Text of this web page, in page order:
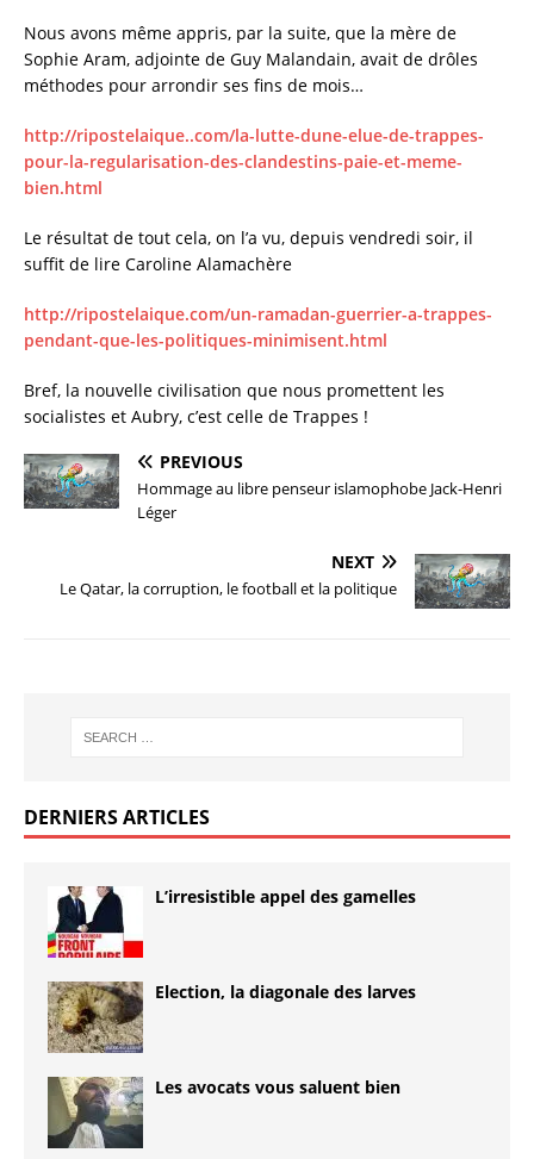
Nous avons même appris, par la suite, que la mère de
Sophie Aram, adjointe de Guy Malandain, avait de drôles
méthodes pour arrondir ses fins de mois…
http://ripostelaique..com/la-lutte-dune-elue-de-trappes-
pour-la-regularisation-des-clandestins-paie-et-meme-
bien.html
Le résultat de tout cela, on l’a vu, depuis vendredi soir, il
suffit de lire Caroline Alamachère
http://ripostelaique.com/un-ramadan-guerrier-a-trappes-
pendant-que-les-politiques-minimisent.html
Bref, la nouvelle civilisation que nous promettent les
socialistes et Aubry, c’est celle de Trappes !
PREVIOUS
Hommage au libre penseur islamophobe Jack-Henri
Léger
NEXT
Le Qatar, la corruption, le football et la politique
DERNIERS ARTICLES
L’irresistible appel des gamelles
Election, la diagonale des larves
Les avocats vous saluent bien